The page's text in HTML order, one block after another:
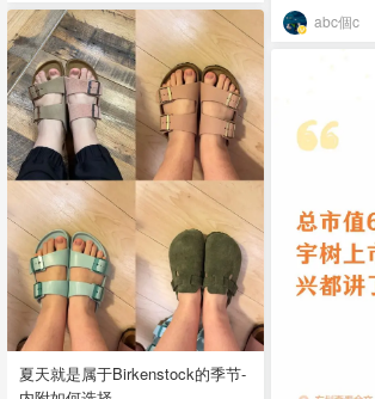
abc個c
夏天就是属于Birkenstock的季节-